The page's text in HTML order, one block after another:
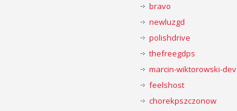
bravo
newluzgd
polishdrive
thefreegdps
marcin-wiktorowski-dev
feelshost
chorekpszczonow